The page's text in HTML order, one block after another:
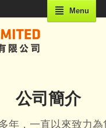
Menu
公司簡介
年，一直以來致力